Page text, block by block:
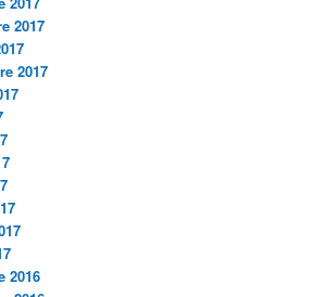
2017
2017
2016